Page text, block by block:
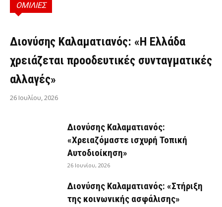
ΟΜΙΛΙΕΣ
ΟΜΙΛΊΕΣ
Διονύσης Καλαματιανός: «Η Ελλάδα
χρειάζεται προοδευτικές συνταγματικές
αλλαγές»
26 Ιουλίου, 2026
Διονύσης Καλαματιανός:
«Χρειαζόμαστε ισχυρή Τοπική
Αυτοδιοίκηση»
26 Ιουνίου, 2026
Διονύσης Καλαματιανός: «Στήριξη
της κοινωνικής ασφάλισης»